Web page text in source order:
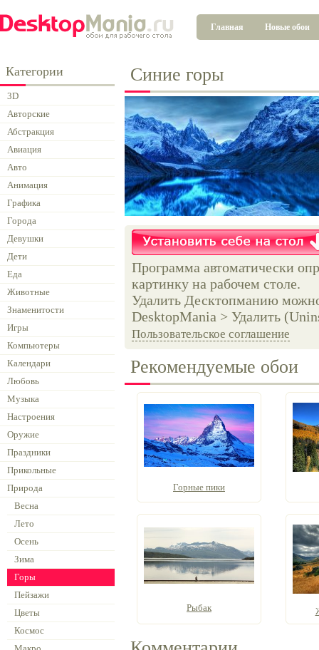
Главная Новые обои
Категории
3D
Авторские
Абстракция
Авиация
Авто
Анимация
Графика
Города
Девушки
Дети
Еда
Животные
Знаменитости
Игры
Компьютеры
Календари
Любовь
Музыка
Настроения
Оружие
Праздники
Прикольные
Природа
Весна
Лето
Осень
Зима
Горы
Пейзажи
Цветы
Космос
Синие горы
Программа автоматически
картинку на рабочем столе.
Удалить Десктопманию
DesktopMania > Удалить
Пользовательское соглашение
Рекомендуемые обои
Горные пики
Рыбак